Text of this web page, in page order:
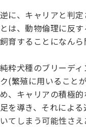
逆に、キャリアと判
とは、動物倫理に反
飼育することになんら
純粋犬種のブリーデ
ク(繁殖に用いること
め、キャリアの積極
足を導き、それによ
いてしまう可能性さえ